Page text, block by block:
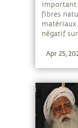
important
fibres
négatif
Apr 25,